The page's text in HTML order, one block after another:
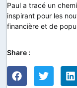
Paul a tracé un
inspirant pour les
financière et de
Share :